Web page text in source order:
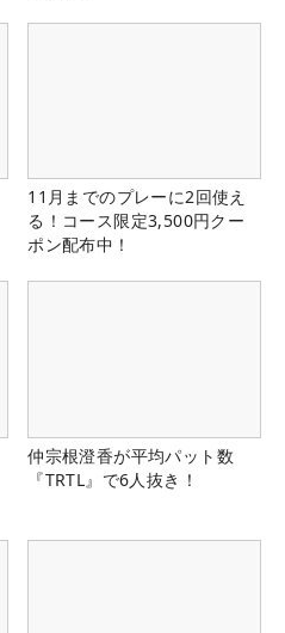
11月までのプレーに2回使え
る！コース限定3,500円クー
ポン配布中！
仲宗根澄香が平均パット数
『TRTL』で6人抜き！